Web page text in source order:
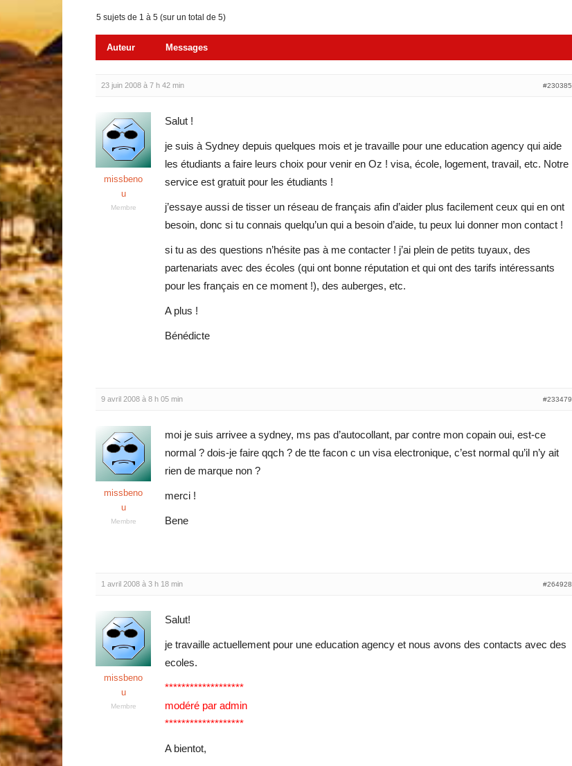
5 sujets de 1 à 5 (sur un total de 5)
Auteur Messages
23 juin 2008 à 7 h 42 min #230385
missbeno
u
Membre
Salut !
je suis à Sydney depuis quelques mois et je travaille pour une education agency qui aide
les étudiants a faire leurs choix pour venir en Oz ! visa, école, logement, travail, etc. Notre
service est gratuit pour les étudiants !
j’essaye aussi de tisser un réseau de français afin d’aider plus facilement ceux qui en ont
besoin, donc si tu connais quelqu’un qui a besoin d’aide, tu peux lui donner mon contact !
si tu as des questions n’hésite pas à me contacter ! j’ai plein de petits tuyaux, des
partenariats avec des écoles (qui ont bonne réputation et qui ont des tarifs intéressants
pour les français en ce moment !), des auberges, etc.
A plus !
Bénédicte
9 avril 2008 à 8 h 05 min #233479
missbeno
u
Membre
moi je suis arrivee a sydney, ms pas d’autocollant, par contre mon copain oui, est-ce
normal ? dois-je faire qqch ? de tte facon c un visa electronique, c’est normal qu’il n’y ait
rien de marque non ?
merci !
Bene
1 avril 2008 à 3 h 18 min #264928
missbeno
u
Membre
Salut!
je travaille actuellement pour une education agency et nous avons des contacts avec des
ecoles.
*******************
modéré par admin
*******************
A bientot,